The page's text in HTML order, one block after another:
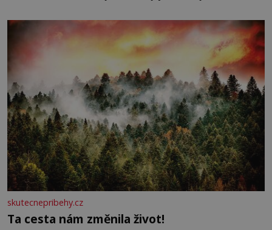
se na koloběžce a den zakončit poznáváním památek ve
Velkých Losinách nebo v termálním
skutecnepribehy.cz
Ta cesta nám změnila život!